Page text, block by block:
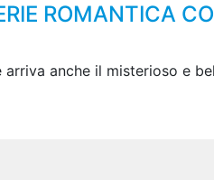
ROMANTICA
anche il misterioso e